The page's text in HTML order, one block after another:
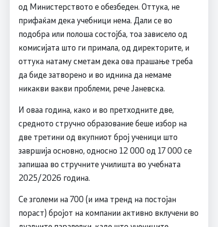
од Министерството е обезбеден. Оттука, не
прифаќам дека учебници нема. Дали се во
подобра или полоша состојба, тоа зависело од
комисијата што ги примала, од директорите, и
оттука натаму сметам дека ова прашање треба
да биде затворено и во иднина да немаме
никакви вакви проблеми, рече Јаневска.
И оваа година, како и во претходните две,
средното стручно образование беше избор на
две третини од вкупниот број ученици што
завршија основно, односно 12 000 од 17 000 се
запишаа во стручните училишта во учебната
2025/2026 година.
Се зголеми на 700 (и има тренд на постојан
пораст) бројот на компании активно вклучени во